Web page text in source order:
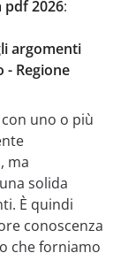
pdf 2026:
argomenti
Regione
uno o più
ma
solida
È quindi
conoscenza
che forniamo